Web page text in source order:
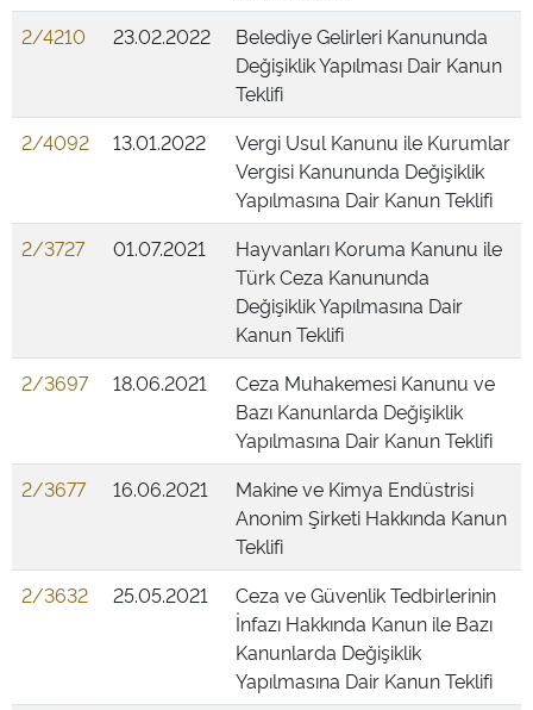
2/4210
23.02.2022
Belediye Gelirleri Kanununda
Değişiklik Yapılması Dair Kanun
Teklifi
2/4092
13.01.2022
Vergi Usul Kanunu ile Kurumlar
Vergisi Kanununda Değişiklik
Yapılmasına Dair Kanun Teklifi
2/3727
01.07.2021
Hayvanları Koruma Kanunu ile
Türk Ceza Kanununda
Değişiklik Yapılmasına Dair
Kanun Teklifi
2/3697
18.06.2021
Ceza Muhakemesi Kanunu ve
Bazı Kanunlarda Değişiklik
Yapılmasına Dair Kanun Teklifi
2/3677
16.06.2021
Makine ve Kimya Endüstrisi
Anonim Şirketi Hakkında Kanun
Teklifi
2/3632
25.05.2021
Ceza ve Güvenlik Tedbirlerinin
İnfazı Hakkında Kanun ile Bazı
Kanunlarda Değişiklik
Yapılmasına Dair Kanun Teklifi